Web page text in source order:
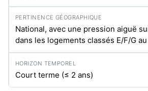
National, avec une pression aiguë
dans les logements classés E/F/G au
Court terme (≤ 2 ans)